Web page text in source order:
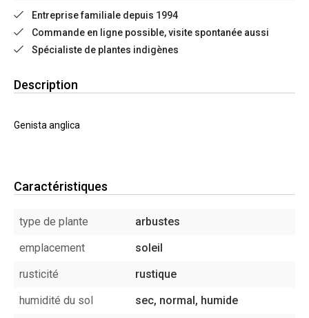
Entreprise familiale depuis 1994
Commande en ligne possible, visite spontanée aussi
Spécialiste de plantes indigènes
Description
Genista anglica
Caractéristiques
type de plante
arbustes
emplacement
soleil
rusticité
rustique
humidité du sol
sec, normal, humide